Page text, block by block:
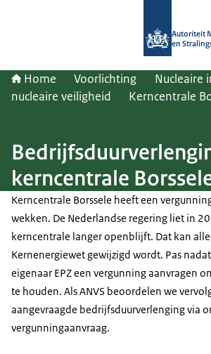
Autoriteit
en
Home Voorlichting
Nucleaire
nucleaire veiligheid
Kerncentrale
kerncentrale
Kerncentrale Borssele heeft een
wekken. De Nederlandse regering liet in
kerncentrale langer openblijft. Dat kan
Kernenergiewet gewijzigd wordt. Pas
eigenaar EPZ een vergunning aanvragen
te houden. Als ANVS beoordelen we
aangevraagde bedrijfsduurverlenging via
vergunningaanvraag.